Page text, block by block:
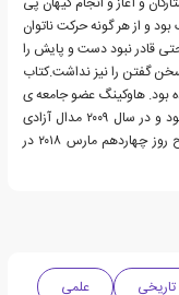
بود و از هر گونه حرکت ناتوان
حتی قادر نبود دست و پایش را
گفتن را نیز نداشت.کتاب
بود. هاوکینگ عضو جامعه ی
سلطنتی هنر و عضو ثابت جامعه ی اسقفان دانشمند بود و در سال ۲۰۰۹ مدال آزادی
ریاست جمهوری آمریکا را گرفت.استیون هاوکینگ، صبح روز چهاردهم مارس ۲۰۱۸ در
تاریخی علمی